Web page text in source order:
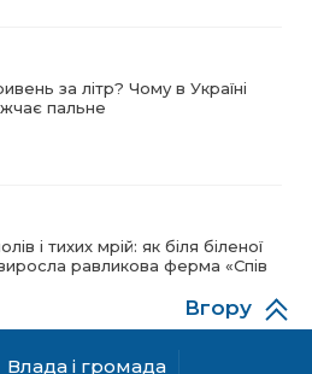
за літр? Чому в Україні
пальне
і тихих мрій: як біля біленої
равликова ферма «Спів
Влада і громада
Вгору